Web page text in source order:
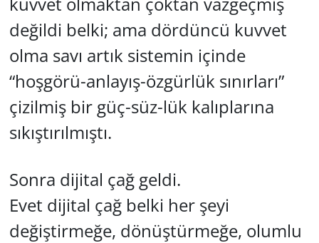
değildi belki; ama dördüncü kuvvet
olma savı artık sistemin içinde
“hoşgörü-anlayış-özgürlük sınırları”
çizilmiş bir güç-süz-lük kalıplarına
sıkıştırılmıştı.
Sonra dijital çağ geldi.
Evet dijital çağ belki her şeyi
değiştirmeğe, dönüştürmeğe, olumlu